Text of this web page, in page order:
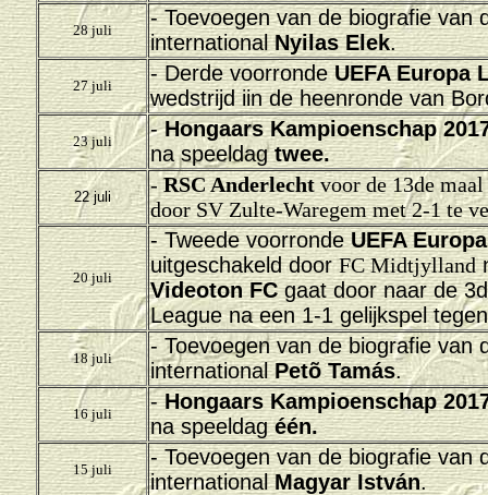
28 juli
- Toevoegen van de biografie van
internationalNyilas Elek.
27 juli
- Derde voorrondeUEFA Europa
wedstrijd iin de heenronde van
23 juli
-Hongaars Kampioenschap
na speeldagtwee.
22 juli
-RSC Anderlechtvoor de 13de
door SV Zulte-Waregem met 2-1 te
20 juli
- Tweede voorrondeUEFA
uitgeschakeld doorFC Midtjylland
Videoton FCgaat door naar de
League na een 1-1 gelijkspel
18 juli
- Toevoegen van de biografie van
internationalPetõ Tamás.
16 juli
-Hongaars Kampioenschap
na speeldagéén.
15 juli
- Toevoegen van de biografie van
internationalMagyar István.